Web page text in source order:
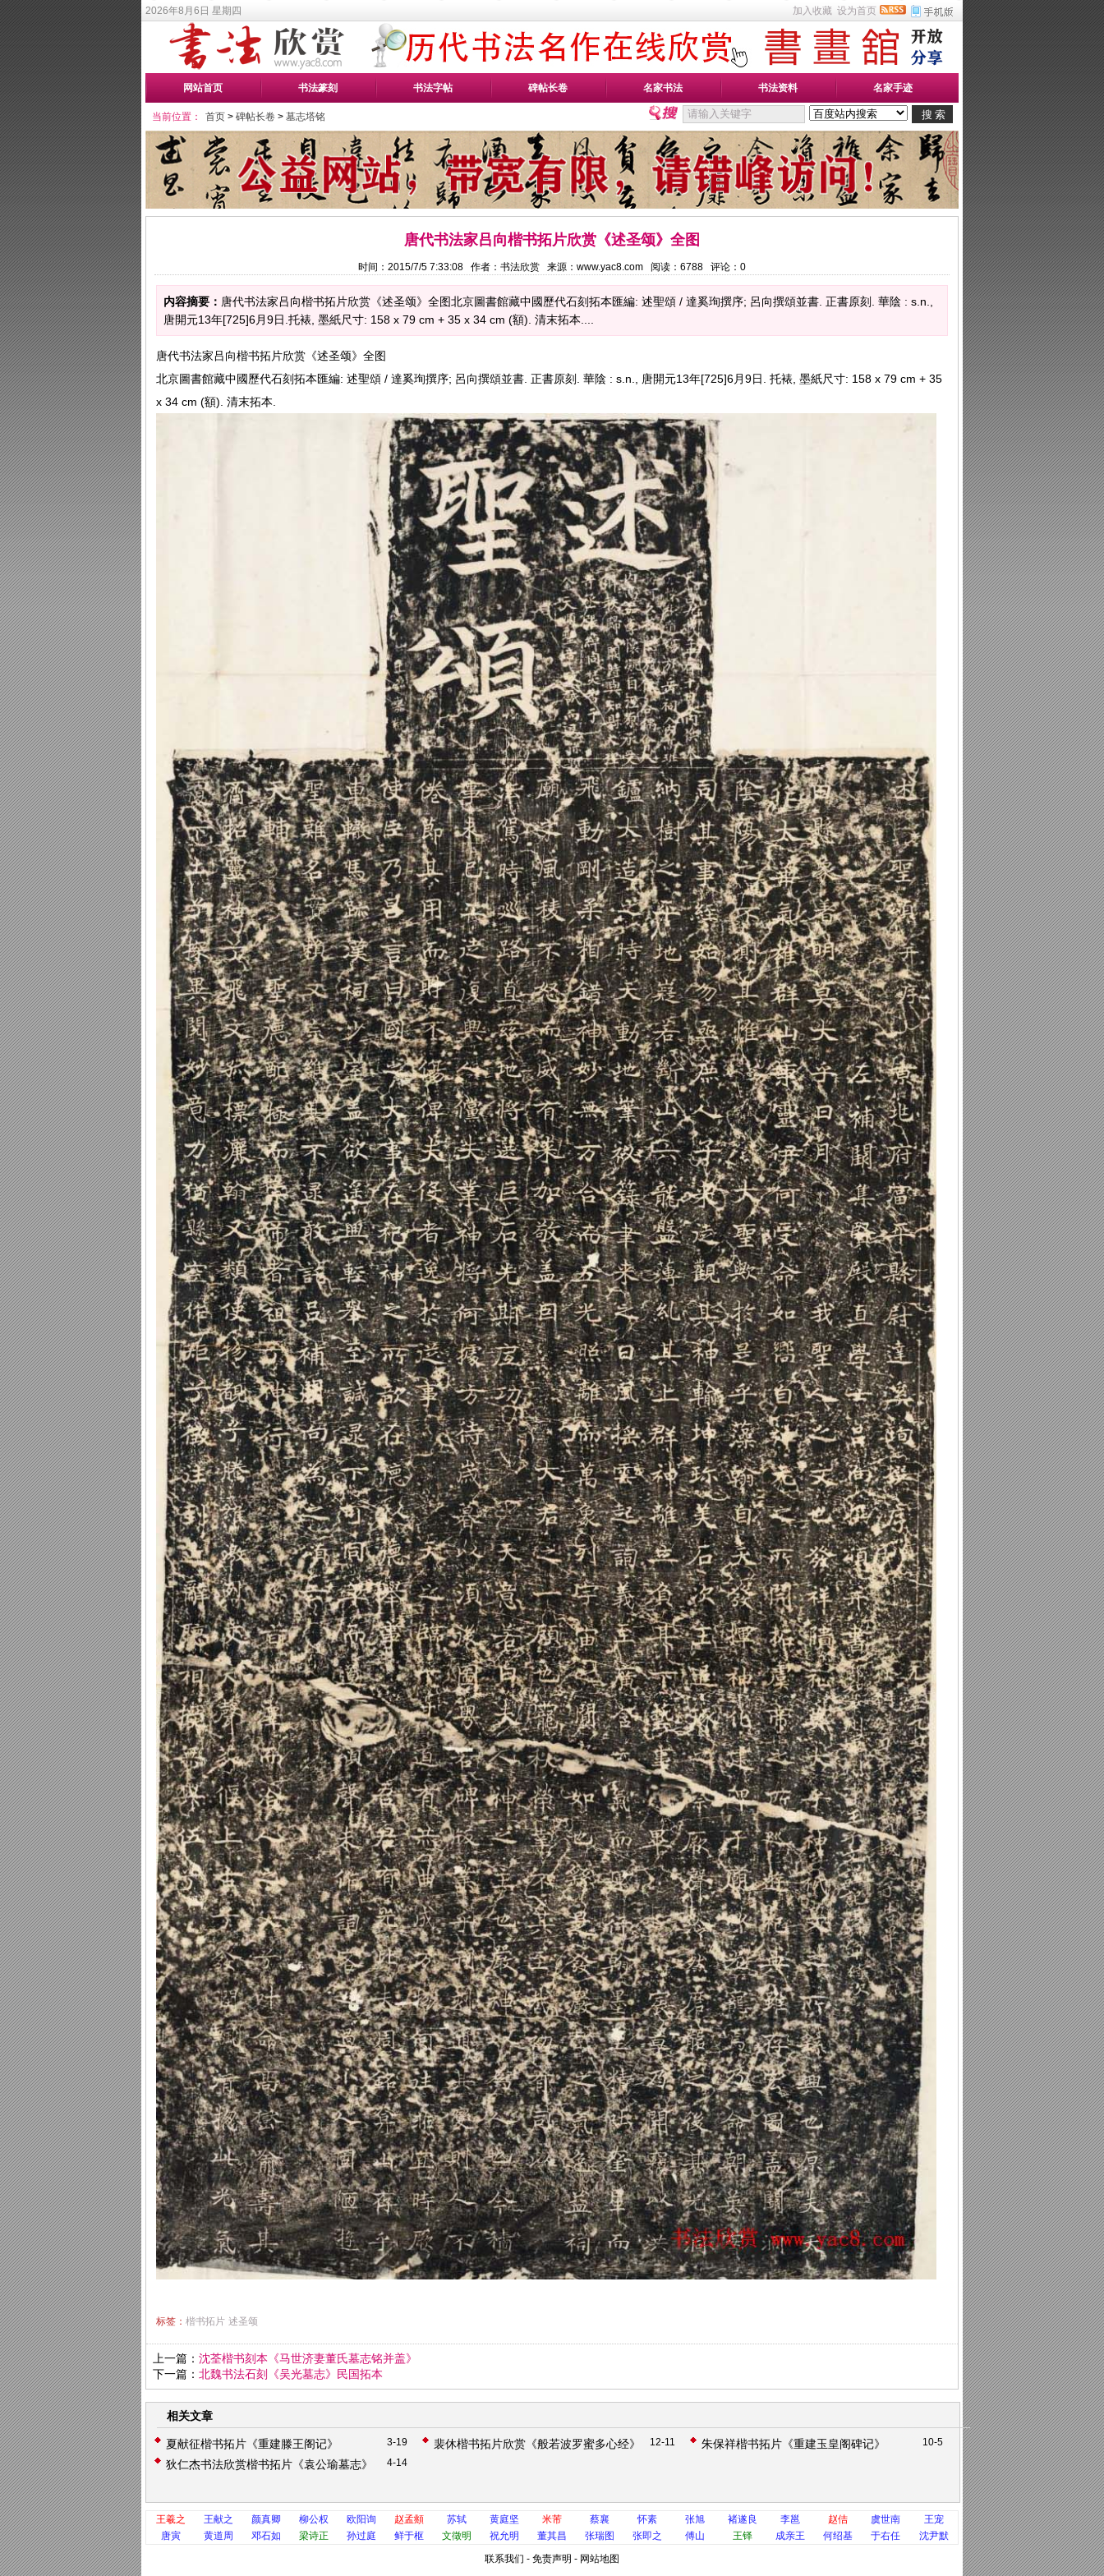
2026年8月6日 星期四 加入收藏 设为首页
网站首页 书法篆刻 书法字帖 碑帖长卷 名家书法 书法资料 名家手迹
当前位置： 首页 > 碑帖长卷 > 墓志塔铭
唐代书法家吕向楷书拓片欣赏《述圣颂》全图
时间：2015/7/5 7:33:08 作者：书法欣赏 来源：www.yac8.com 阅读： 6788 评论： 0
内容摘要： 唐代书法家吕向楷书拓片欣赏《述圣颂》全图北京圖書館藏中國歷代石刻拓本匯編: 述聖頌 / 達奚珣撰序; 呂向撰頌並書. 正書原刻. 華陰 : s.n.,
唐開元13年[725]6月9日.托裱, 墨紙尺寸: 158 x 79 cm + 35 x 34 cm (額). 清末拓本....
唐代书法家吕向楷书拓片欣赏《述圣颂》全图
北京圖書館藏中國歷代石刻拓本匯編: 述聖頌 / 達奚珣撰序; 呂向撰頌並書. 正書原刻. 華陰 : s.n., 唐開元13年[725]6月9日. 托裱, 墨紙尺寸: 158 x 79 cm + 35
x 34 cm (額). 清末拓本.
标签： 楷书拓片 述圣颂
上一篇： 沈荃楷书刻本《马世济妻董氏墓志铭并盖》
下一篇： 北魏书法石刻《吴光墓志》民国拓本
相关文章
3-19
夏献征楷书拓片《重建滕王阁记》 12-11
裴休楷书拓片欣赏《般若波罗蜜多心经》 10-5
朱保祥楷书拓片《重建玉皇阁碑记》
4-14
狄仁杰书法欣赏楷书拓片《袁公瑜墓志》
王羲之 王献之 颜真卿 柳公权 欧阳询 赵孟頫 苏轼 黄庭坚 米芾 蔡襄 怀素 张旭 褚遂良 李邕 赵佶 虞世南
王宠
唐寅
黄道周 邓石如 梁诗正 孙过庭 鲜于枢 文徵明 祝允明 董其昌 张瑞图 张即之 傅山 王铎 成亲王 何绍基 于右任
沈尹默
联系我们 - 免责声明 - 网站地图